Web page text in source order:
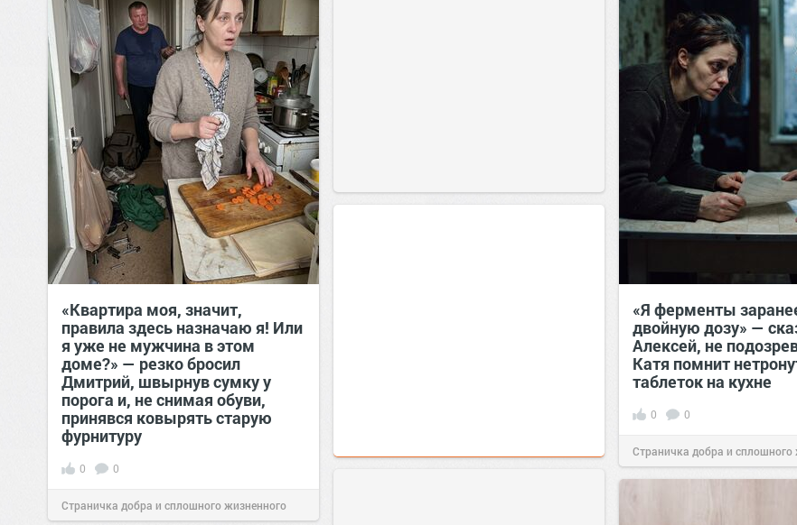
«Квартира моя, значит,
правила здесь назначаю я! Или
я уже не мужчина в этом
доме?» — резко бросил
Дмитрий, швырнув сумку у
порога и, не снимая обуви,
принявся ковырять старую
фурнитуру
0 0
Страничка добра и сплошного жизненного
«Я ферменты
двойную дозу» —
Алексей, не
Катя помнит
таблеток на кухне
0 0
Страничка добра и сплошного
позитива!07:38Сегодня